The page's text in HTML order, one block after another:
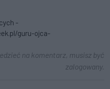
-
guru-ojca-
na komentarz, musisz być
zalogowany.